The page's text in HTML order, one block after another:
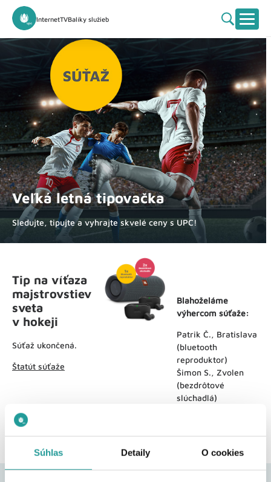
Súhlas Detaily O cookies
InternetTVBalíky služieb
Veľká letná tipovačka
Sledujte, tipujte a vyhrajte skvelé ceny s UPC!
Tip na víťaza
majstrovstiev
sveta
v hokeji
Súťaž ukončená.
Štatút súťaže
Blahoželáme
výhercom súťaže:
Patrik Č., Bratislava
(bluetooth
reproduktor)
Šimon S., Zvolen
(bezdrôtové
slúchadlá)
(bezdrôtové
slúchadlá)